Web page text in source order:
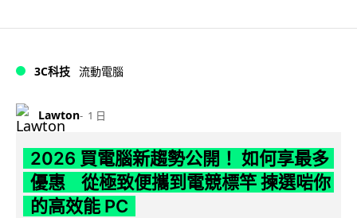
3C科技 流動電腦
Lawton 1 日
2026 買電腦新趨勢公開！ 如何享最多
優惠 從極致便攜到電競標竿 揀選啱你
的高效能 PC